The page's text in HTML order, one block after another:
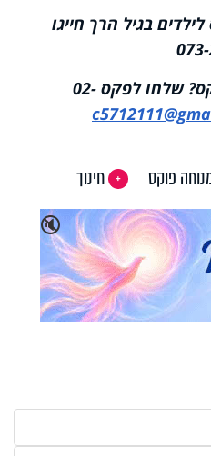
בגיל הרך חייגו
יש לכם שאלה למנוחה פוקס? שלחו לפקס 02-
פוקס
חינוך
🔇